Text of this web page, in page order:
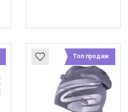
Топ продаж